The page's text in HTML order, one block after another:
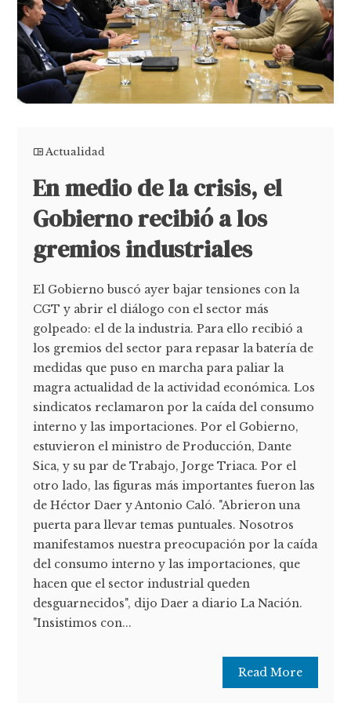
Actualidad
En medio de la crisis, el
Gobierno recibió a los
gremios industriales
El Gobierno buscó ayer bajar tensiones con la
CGT y abrir el diálogo con el sector más
golpeado: el de la industria. Para ello recibió a
los gremios del sector para repasar la batería de
medidas que puso en marcha para paliar la
magra actualidad de la actividad económica. Los
sindicatos reclamaron por la caída del consumo
interno y las importaciones. Por el Gobierno,
estuvieron el ministro de Producción, Dante
Sica, y su par de Trabajo, Jorge Triaca. Por el
otro lado, las figuras más importantes fueron las
de Héctor Daer y Antonio Caló. "Abrieron una
puerta para llevar temas puntuales. Nosotros
manifestamos nuestra preocupación por la caída
del consumo interno y las importaciones, que
hacen que el sector industrial queden
desguarnecidos", dijo Daer a diario La Nación.
"Insistimos con...
Read More